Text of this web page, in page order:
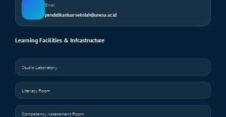
Email
pendidikanluarsekolah@unesa.ac.id
Learning Facilities & Infrastructure
Studio Laboratory
Literacy Room
Competency Assessment Room